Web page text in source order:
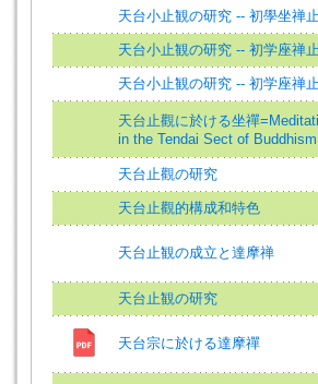
天台小止観の研究 -- 初學坐禅
天台小止観の研究 -- 初学座禅
天台小止観の研究 -- 初学座禅
天台止觀に於ける坐禪
in the Tendai Sect of Buddhism
天台止觀の研究
天台止觀的構成和特色
天台止観の成立と達摩禅
天台止観の研究
天台宗に於ける達摩禪